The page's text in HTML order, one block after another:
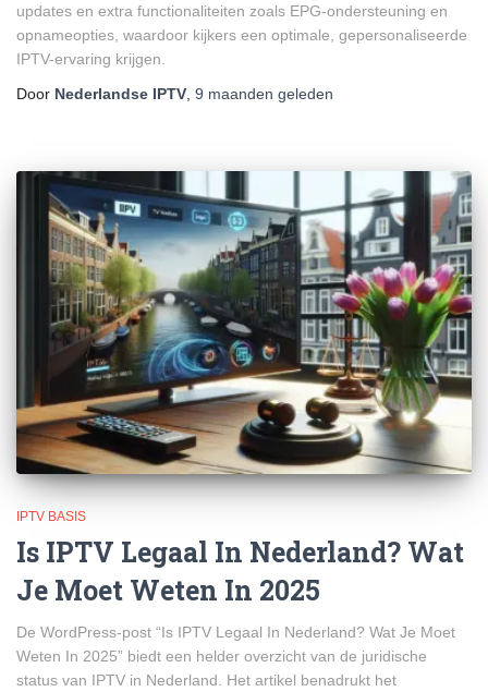
updates en extra functionaliteiten zoals EPG-ondersteuning en
opnameopties, waardoor kijkers een optimale, gepersonaliseerde
IPTV-ervaring krijgen.
Door Nederlandse IPTV 9 maanden geleden
IPTV BASIS
Is IPTV Legaal In Nederland? Wat
Je Moet Weten In 2025
De WordPress-post “Is IPTV Legaal In Nederland? Wat Je Moet
Weten In 2025” biedt een helder overzicht van de juridische
status van IPTV in Nederland. Het artikel benadrukt het